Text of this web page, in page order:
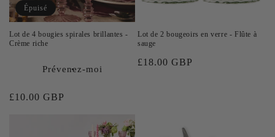
Épuisé
Lot de 4 bougies spirales brillantes -
Crème riche
Prévenez-moi
Prix
£10.00 GBP
Lot de 2 bougeoirs en verre - Flûte à
sauge
Prix
£18.00 GBP